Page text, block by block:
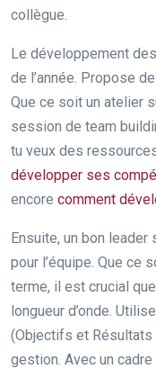
collègue.
Le développement
de l’année. Propose
Que ce soit un atelier
session de team
tu veux des
développer ses
encore comment
Ensuite, un bon leader
pour l’équipe. Que ce
terme, il est crucial
longueur d’onde.
(Objectifs et Résultats
gestion. Avec un cadre